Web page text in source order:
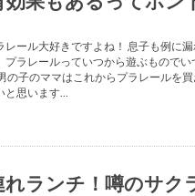
レール大好きですよね！ 息子も例に
プラレールっていつから遊ぶものでい
の子のママはこれからプラレールを
と思います…
れランチ！噂のサク